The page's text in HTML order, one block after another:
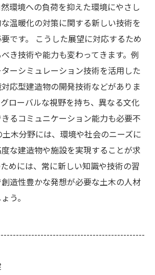
環境への負荷を抑えた環境にやさし
温暖化の対策に関する新しい技術を
です。 こうした展望に対応するため
き技術や能力も変わってきます。例
ーシミュレーション技術を活用した
応型建造物の開発技術などがありま
ローバルな視野を持ち、異なる文化
るコミュニケーション能力も必要不
木分野には、環境や社会のニーズに
な建造物や施設を実現することが求
めには、常に新しい知識や技術の習
造性豊かな発想が必要な土木の人材
う。